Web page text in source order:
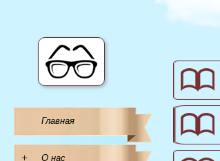
Главная
+ О нас